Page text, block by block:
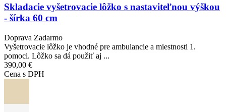
Skladacie vyšetrovacie lôžko s nastaviteľnou výškou
- šírka 60 cm
Doprava Zadarmo
Vyšetrovacie lôžko je vhodné pre ambulancie a miestnosti 1.
pomoci. Lôžko sa dá použiť aj ...
390,00 €
Cena s DPH